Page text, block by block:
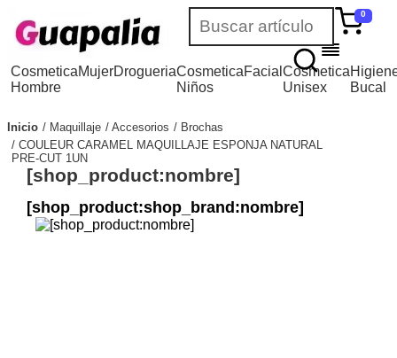
0
Cosmetica
Hombre
MujerDrogueriaCosmetica
Niños
FacialCosmetica
Unisex
Bucal
Inicio Maquillaje Accesorios
Brochas
COULEUR CARAMEL MAQUILLAJE ESPONJA NATURAL
PRE-CUT 1UN
[shop_product:nombre]
[shop_product:shop_brand:nombre]